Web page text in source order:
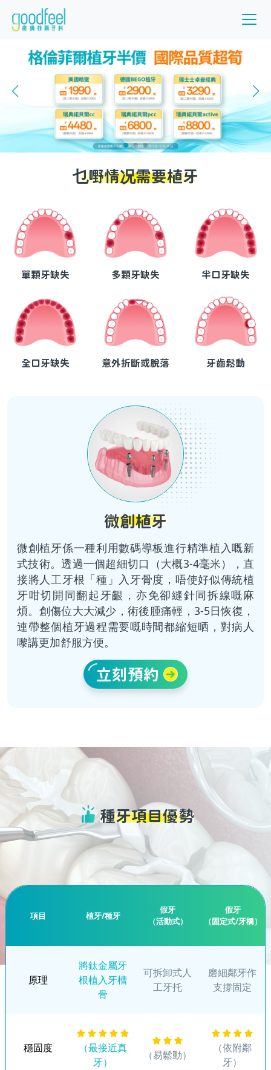
乜嘢情况需要植牙
單顆牙缺失 多顆牙缺失 半口牙缺失
全口牙缺失 意外折斷或脫落 牙齒鬆動
微創植牙
微創植牙係一種利用數碼導板進行精準植入嘅新
式技術。透過一個超細切口（大概3-4毫米），直
接將人工牙根「種」入牙骨度，唔使好似傳統植
牙咁切開同翻起牙齦，亦免卻縫針同拆線嘅麻
煩。創傷位大大減少，術後腫痛輕，3-5日恢復，
連帶整個植牙過程需要嘅時間都縮短晒，對病人
嚟講更加舒服方便。
立刻預約
種牙項目優勢
項目 植牙/種牙
假牙
（活動式）
假牙
（固定式/牙橋）
原理
將鈦金屬牙
根植入牙槽
骨
可拆卸式人
工牙托
磨細鄰牙作
支撐固定
穩固度
（最接近真
牙）
（易鬆動）
（依附鄰
牙）